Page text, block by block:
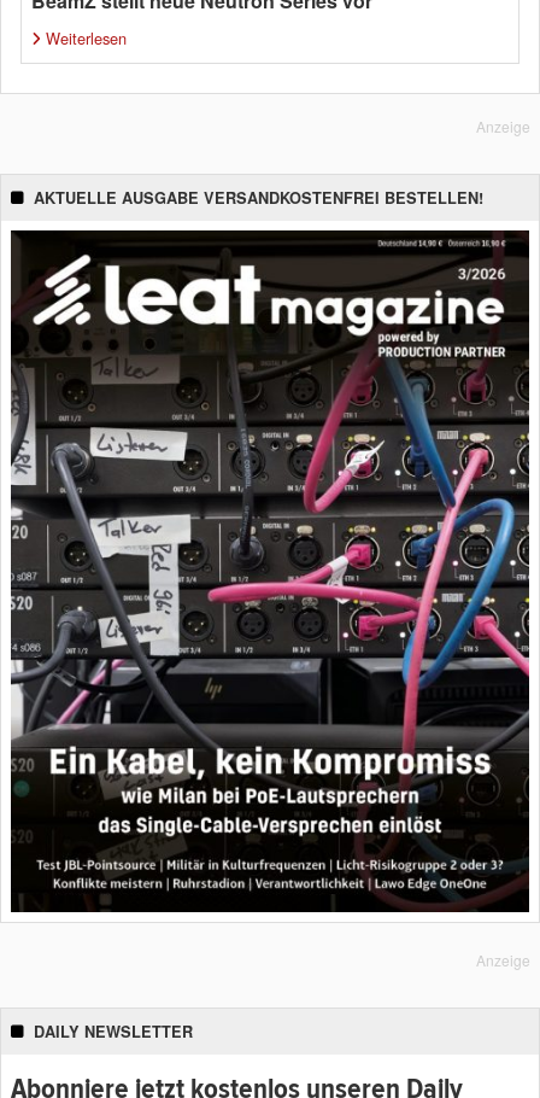
Weiterlesen
Anzeige
AKTUELLE AUSGABE VERSANDKOSTENFREI BESTELLEN!
Anzeige
DAILY NEWSLETTER
Abonniere jetzt kostenlos unseren Daily